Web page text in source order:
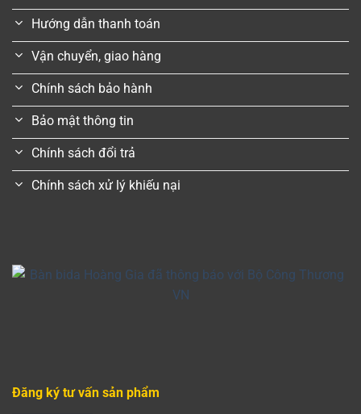
Hướng dẫn thanh toán
Vận chuyển, giao hàng
Chính sách bảo hành
Bảo mật thông tin
Chính sách đổi trả
Chính sách xử lý khiếu nại
Đăng ký tư vấn sản phẩm